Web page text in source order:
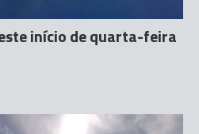
início de quarta-feira